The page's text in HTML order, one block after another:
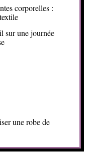
corporelles :
sur une journée
une robe de